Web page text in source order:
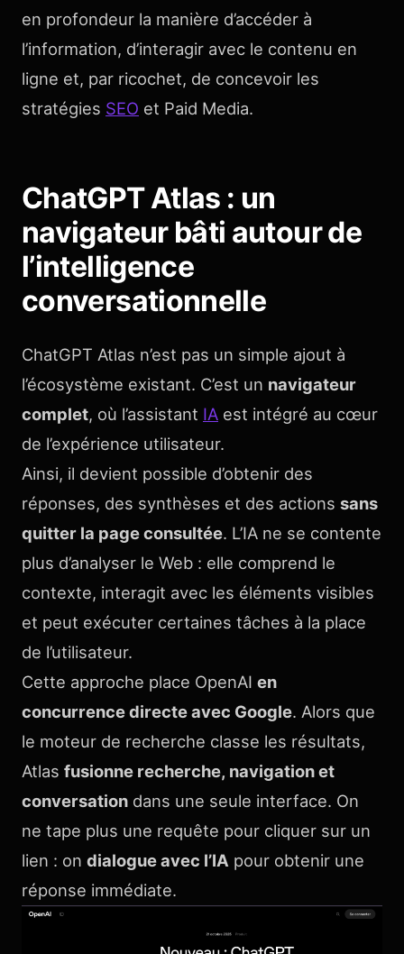
en profondeur la manière d’accéder à
l’information, d’interagir avec le contenu en
ligne et, par ricochet, de concevoir les
stratégies SEO et Paid Media.
ChatGPT Atlas : un
navigateur bâti autour de
l’intelligence
conversationnelle
ChatGPT Atlas n’est pas un simple ajout à
l’écosystème existant. C’est un navigateur
complet, où l’assistant IA est intégré au cœur
de l’expérience utilisateur.
Ainsi, il devient possible d’obtenir des
réponses, des synthèses et des actions sans
quitter la page consultée. L’IA ne se contente
plus d’analyser le Web : elle comprend le
contexte, interagit avec les éléments visibles
et peut exécuter certaines tâches à la place
de l’utilisateur.
Cette approche place OpenAI en
concurrence directe avec Google. Alors que
le moteur de recherche classe les résultats,
Atlas fusionne recherche, navigation et
conversation dans une seule interface. On
ne tape plus une requête pour cliquer sur un
lien : on dialogue avec l’IA pour obtenir une
réponse immédiate.